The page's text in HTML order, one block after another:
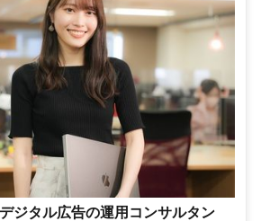
ジタル広告の運用コンサルタン